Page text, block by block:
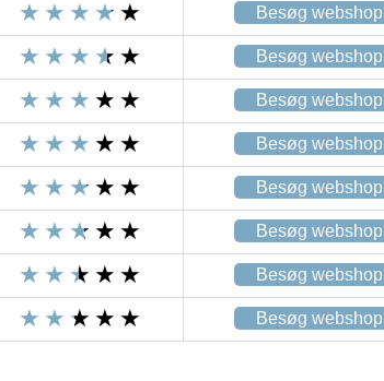
Besøg webshop
Besøg webshop
Besøg webshop
Besøg webshop
Besøg webshop
Besøg webshop
Besøg webshop
Besøg webshop